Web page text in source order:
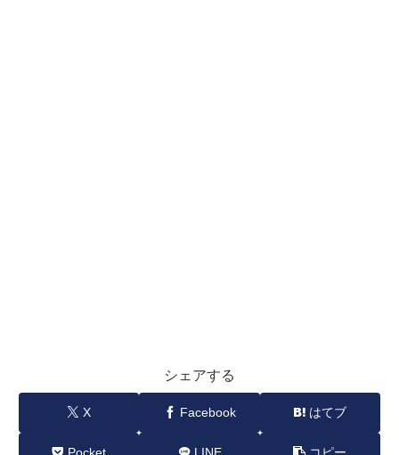
シェアする
X Facebook はてブ
Pocket LINE コピー